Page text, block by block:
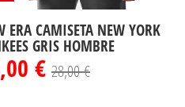
ERA CAMISETA NEW YORK
GRIS HOMBRE
€ 28,00 €